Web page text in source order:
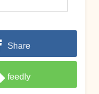
Share
feedly